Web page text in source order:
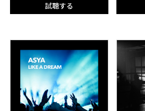
試聴する